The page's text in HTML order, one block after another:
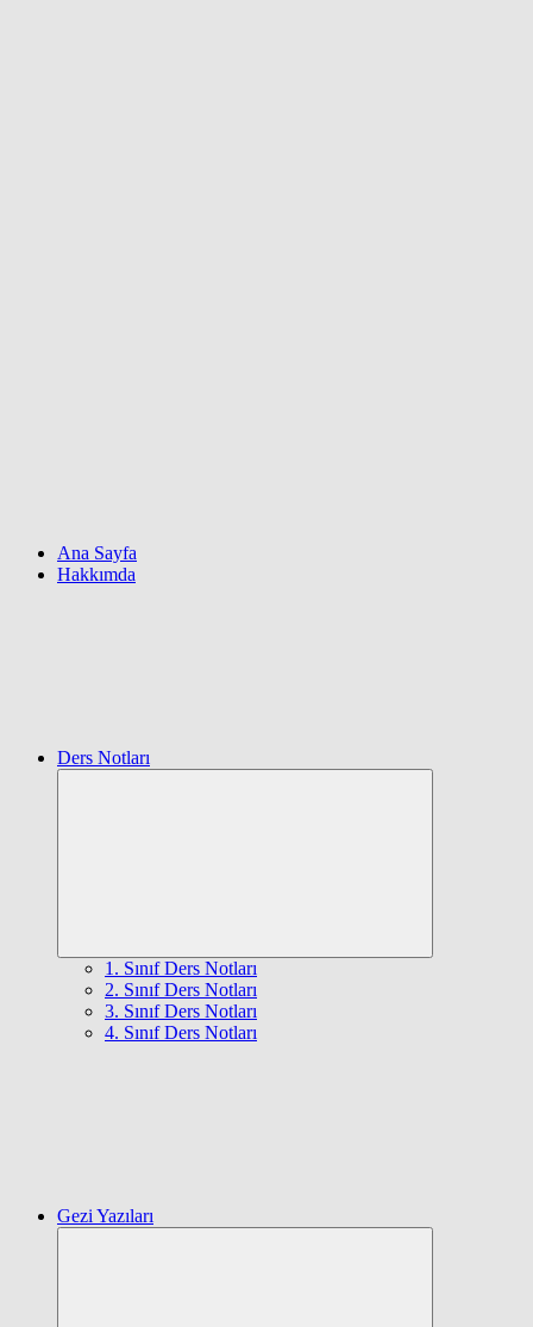
Ana Sayfa
Hakkımda
Ders Notları
1. Sınıf Ders Notları
2. Sınıf Ders Notları
3. Sınıf Ders Notları
4. Sınıf Ders Notları
Gezi Yazıları